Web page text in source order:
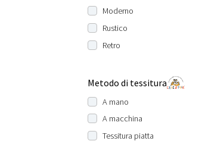
Moderno
Rustico
Retro
Metodo di tessitura
A mano
A macchina
Tessitura piatta